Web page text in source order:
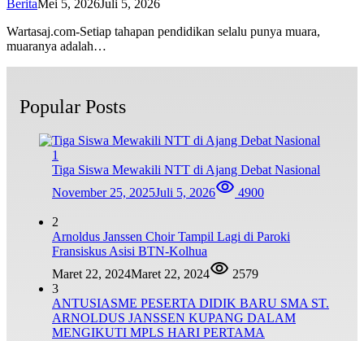
BeritaMei 5, 2026Juli 5, 2026
Wartasaj.com-Setiap tahapan pendidikan selalu punya muara,
muaranya adalah…
Popular Posts
1
Tiga Siswa Mewakili NTT di Ajang Debat Nasional
November 25, 2025Juli 5, 2026 4900
2
Arnoldus Janssen Choir Tampil Lagi di Paroki
Fransiskus Asisi BTN-Kolhua
Maret 22, 2024Maret 22, 2024
2579
3
ANTUSIASME PESERTA DIDIK BARU SMA ST.
ARNOLDUS JANSSEN KUPANG DALAM
MENGIKUTI MPLS HARI PERTAMA